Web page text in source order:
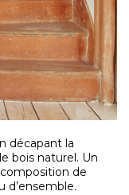
décapant la
bois naturel. Un
de
d’ensemble.